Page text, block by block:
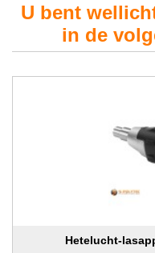
U bent
in de
Hetelucht-